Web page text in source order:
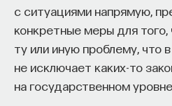
с ситуациями напрямую,
конкретные меры для того,
ту или иную проблему, что
не исключает каких-то
на государственном уровне.
Внеси свой
сделать вывод.
Если говорить о состоянии
специальной судебной
ее называют,
вопросов. Прежде всего,